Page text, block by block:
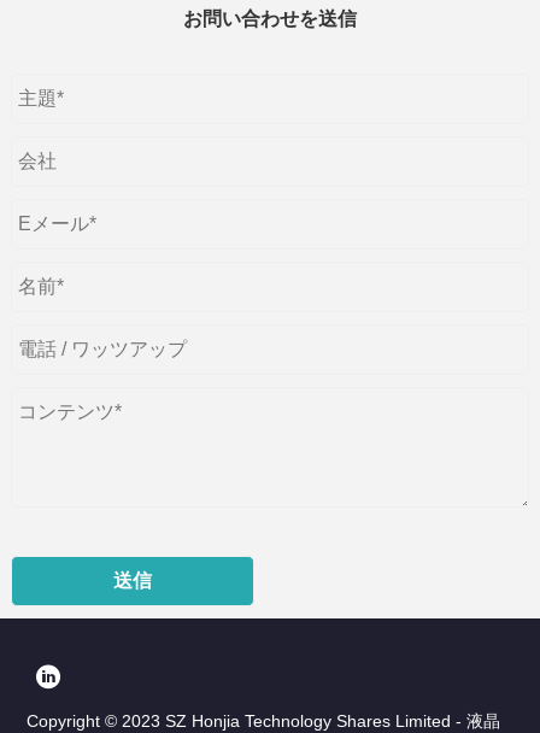
お問い合わせを送信
送信
Copyright © 2023 SZ Honjia Technology Shares Limited - 液晶